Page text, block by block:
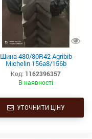
Шина 480/80R42 Agribib
Michelin 156a8/156b
Код: 1162396357
В наявності
УТОЧНИТИ ЦІНУ